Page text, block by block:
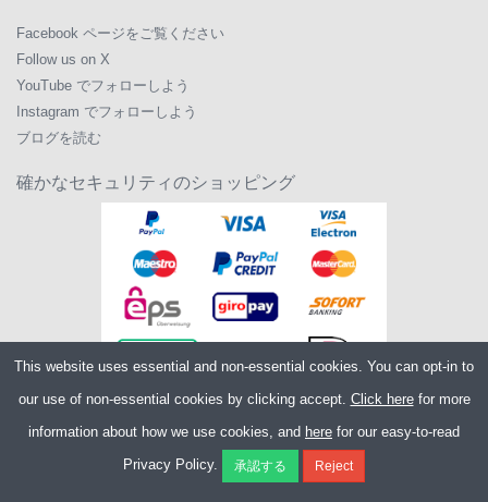
Facebook ページをご覧ください
Follow us on X
YouTube でフォローしよう
Instagram でフォローしよう
ブログを読む
確かなセキュリティのショッピング
Merlin Cycles Ltd., Unit A4 Buckshaw Link, Ordnance Road,
Buckshaw Village, Chorley PR7 7EL United Kingdom
E メール: sales@merlincycles.com
This website uses essential and non-essential cookies. You can opt-in to
our use of non-essential cookies by clicking accept. Click herefor more
information about how we use cookies, and here for our easy-to-read
Privacy Policy.